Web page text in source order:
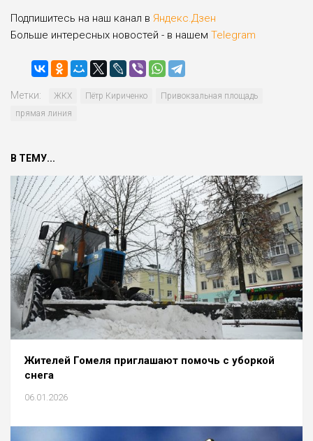
Подпишитесь на наш канал в Яндекс.Дзен
Больше интересных новостей - в нашем Telegram
Метки: ЖКХ Пётр Кириченко
Привокзальная площадь
прямая линия
В ТЕМУ...
Жителей Гомеля приглашают помочь с уборкой
снега
06.01.2026